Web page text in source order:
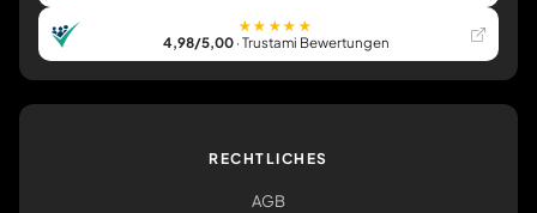
★★★★★
4,98/5,00· Trustami Bewertungen
RECHTLICHES
AGB